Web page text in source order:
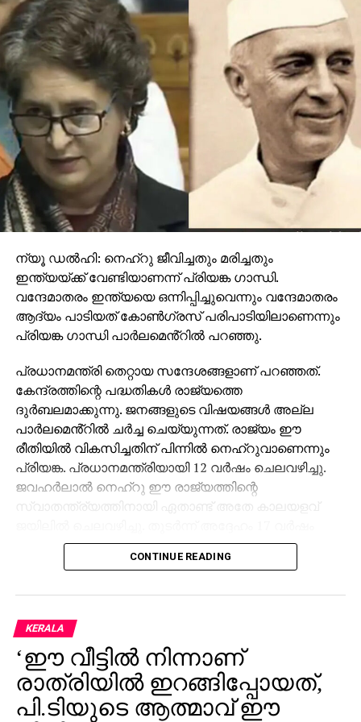
ന്യൂ ഡൽഹി: നെഹ്റു ജീവിച്ചതും മരിച്ചതും
ഇന്ത്യയ്ക്ക് വേണ്ടിയാണന്ന് പ്രിയങ്ക ഗാന്ധി.
വന്ദേമാതരം ഇന്ത്യയെ ഒന്നിപ്പിച്ചുവെന്നും വന്ദേമാതരം
ആദ്യം പാടിയത് കോൺഗ്രസ് പരിപാടിയിലാണെന്നും
പ്രിയങ്ക ഗാന്ധി പാ‍ർലമെൻ്റിൽ പറഞ്ഞു.
പ്രധാനമന്ത്രി തെറ്റായ സന്ദേശങ്ങളാണ് പറഞ്ഞത്.
കേന്ദ്രത്തിന്റെ പദ്ധതികൾ രാജ്യത്തെ
ദുർബലമാക്കുന്നു. ജനങ്ങളുടെ വിഷയങ്ങൾ അല്ല
പാർലമെൻ്റിൽ ചർച്ച ചെയ്യുന്നത്. രാജ്യം ഈ
രീതിയിൽ വികസിച്ചതിന് പിന്നിൽ നെഹ്റുവാണെന്നും
പ്രിയങ്ക. പ്രധാനമന്ത്രിയായി 12 വർഷം ചെലവഴിച്ചു.
ജവഹർലാൽ നെഹ്‌റു ഈ രാജ്യത്തിന്റെ
സ്വാതന്ത്ര്യത്തിനായി ഏതാണ്ട് അതേ കാലയളവ്
പ്രധാനമന്ത്രിയായി സേവനമനുഷ്ഠിച്ചു. അദ്ദേഹം
ഐഎസ്ആർഒ ആരംഭിച്ചില്ലായിരുന്നുവെങ്കിൽ
ഉണ്ടാകുമായിരുന്നില്ല. ഐഐടികളും
ഐഐഎമ്മുകളും ആരംഭിച്ചില്ലായിരുന്നുവെങ്കിൽ
നമ്മൾ ഐടിയിൽ മുന്നിലാകുമായിരുന്നില്ലെന്നും
പ്രിയങ്ക പ്രതികരിച്ചു.
അതേസമയം വന്ദേമാതരത്തിന്റെ 150ാം വാർഷിക
CONTINUE READING
KERALA
‘ഈ വീട്ടിൽ നിന്നാണ്
രാത്രിയിൽ ഇറങ്ങിപ്പോയത്,
പി.ടിയുടെ ആത്മാവ് ഈ